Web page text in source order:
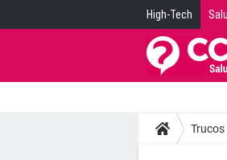
High-Tech
Trucos